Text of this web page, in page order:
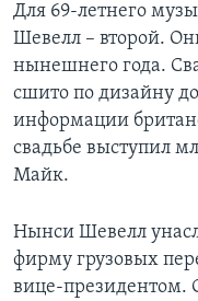
Для 69-летнего
Шевелл – второй.
нынешнего года.
сшито по дизайну
информации
свадьбе выступил
Майк.
Нынси Шевелл
фирму грузовых
вице-президентом.